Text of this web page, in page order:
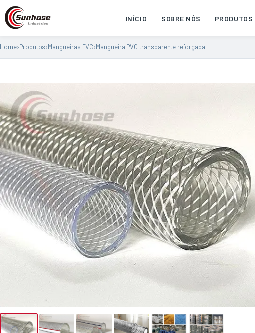
INÍCIO SOBRE NÓS PRODUTOS
Home›Produtos›Mangueiras PVC›Mangueira PVC transparente reforçada